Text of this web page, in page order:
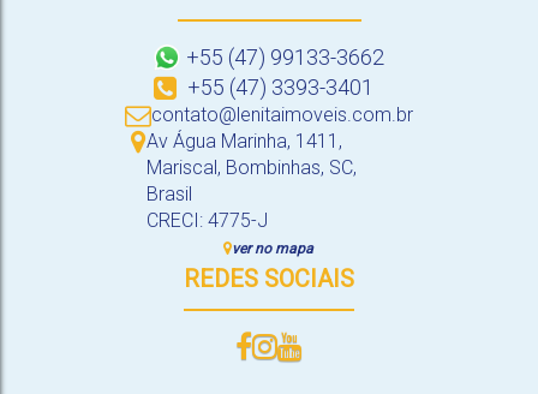
+55 (47) 99133-3662
+55 (47) 3393-3401
contato@lenitaimoveis.com.br
Av Água Marinha, 1411 ,
Mariscal, Bombinhas, SC,
Brasil
CRECI: 4775-J
ver no mapa
REDES SOCIAIS